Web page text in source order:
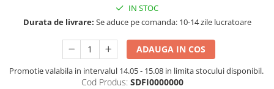
IN STOC
Durata de livrare: Se aduce pe comanda: 10-14 zile lucratoare
ADAUGA IN COS
Promotie valabila in intervalul 14.05 - 15.08 in limita stocului disponibil.
Cod Produs: SDFI0000000